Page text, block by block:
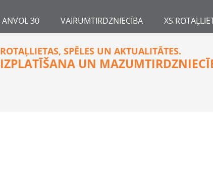
ANVOL 30 VAIRUMTIRDZNIECĪBA XS
ROTAĻLIETAS, SPĒLES UN AKTUALITĀTES.
IZPLATĪŠANA UN